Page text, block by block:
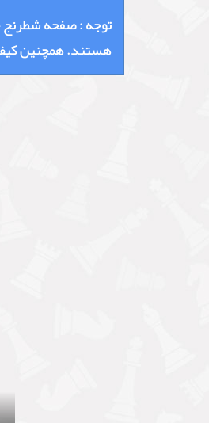
توجه :صفحه شطرنج
هستند. همچنین